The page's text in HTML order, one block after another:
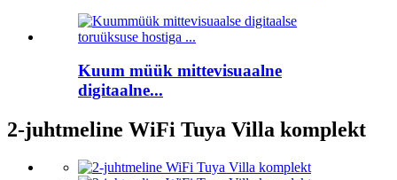
Kuum müük mittevisuaalne
digitaalne...
2-juhtmeline WiFi Tuya Villa komplekt